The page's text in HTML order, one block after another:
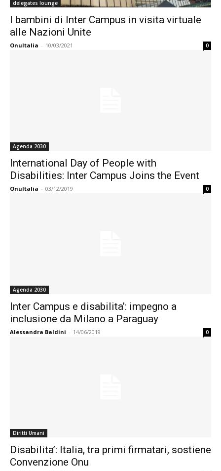
delegates lounge
I bambini di Inter Campus in visita virtuale
alle Nazioni Unite
OnuItalia - 10/03/2021 0
Agenda 2030
International Day of People with
Disabilities: Inter Campus Joins the Event
OnuItalia - 03/12/2019 0
Agenda 2030
Inter Campus e disabilita’: impegno a
inclusione da Milano a Paraguay
Alessandra Baldini - 14/06/2019 0
Diritti Umani
Disabilita’: Italia, tra primi firmatari, sostiene
Convenzione Onu